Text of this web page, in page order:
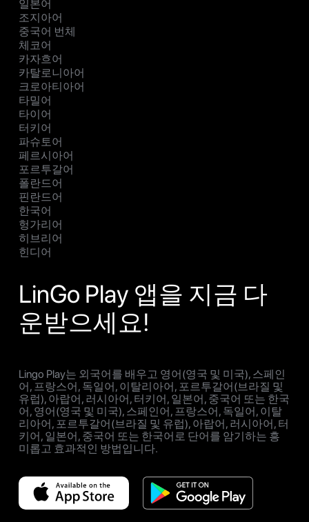
일본어
조지아어
중국어 번체
체코어
카자흐어
카탈로니아어
크로아티아어
타밀어
타이어
터키어
파슈토어
페르시아어
포르투갈어
폴란드어
핀란드어
한국어
헝가리어
히브리어
힌디어
LinGo Play 앱을 지금 다
운받으세요!
Lingo Play는 외국어를 배우고 영어(영국 및 미국), 스페인
어, 프랑스어, 독일어, 이탈리아어, 포르투갈어(브라질 및
유럽), 아랍어, 러시아어, 터키어, 일본어, 중국어 또는 한국
어, 영어(영국 및 미국), 스페인어, 프랑스어, 독일어, 이탈
리아어, 포르투갈어(브라질 및 유럽), 아랍어, 러시아어, 터
키어, 일본어, 중국어 또는 한국어로 단어를 암기하는 흥
미롭고 효과적인 방법입니다.